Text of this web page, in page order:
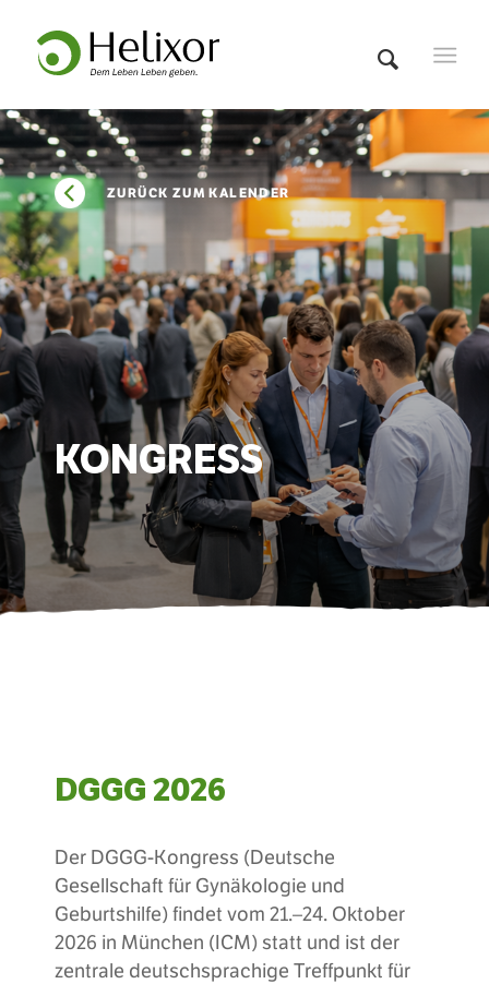
ZURÜCK ZUM KALENDER
KONGRESS
DGGG 2026
Der DGGG-Kongress (Deutsche
Gesellschaft für Gynäkologie und
Geburtshilfe) findet vom 21.–24. Oktober
2026 in München (ICM) statt und ist der
zentrale deutschsprachige Treffpunkt für